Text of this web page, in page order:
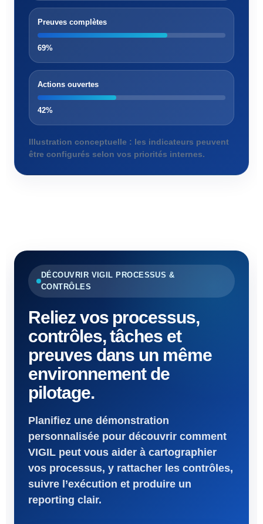
Preuves complètes
69%
Actions ouvertes
42%
Illustration conceptuelle : les indicateurs peuvent
être configurés selon vos priorités internes.
DÉCOUVRIR VIGIL PROCESSUS &
CONTRÔLES
Reliez vos processus,
contrôles, tâches et
preuves dans un même
environnement de
pilotage.
Planifiez une démonstration
personnalisée pour découvrir comment
VIGIL peut vous aider à cartographier
vos processus, y rattacher les contrôles,
suivre l’exécution et produire un
reporting clair.